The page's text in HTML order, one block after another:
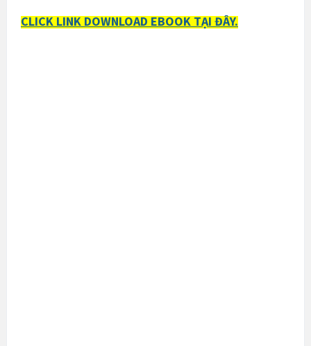
CLICK LINK DOWNLOAD EBOOK TẠI ĐÂY.